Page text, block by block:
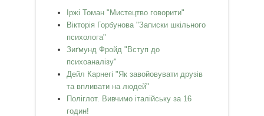
Іржі Томан "Мистецтво говорити"
Вікторія Горбунова "Записки шкільного
психолога"
Зиґмунд Фройд "Вступ до
психоаналізу"
Дейл Карнегі "Як завойовувати друзів
та впливати на людей"
Поліглот. Вивчимо італійську за 16
годин!